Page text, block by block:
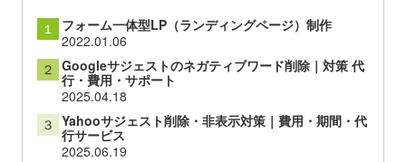
１ フォーム一体型LP（ランディングページ）制作
2022.01.06
２ Googleサジェストのネガティブワード削除｜対策 代
行・費用・サポート
2025.04.18
３ Yahooサジェスト削除・非表示対策｜費用・期間・代
行サービス
2025.06.19